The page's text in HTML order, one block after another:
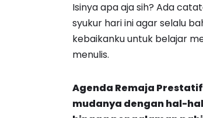
Isinya apa aja sih? Ada
syukur hari ini agar selalu
kebaikanku untuk belajar
menulis.
Agenda Remaja
mudanya dengan hal-